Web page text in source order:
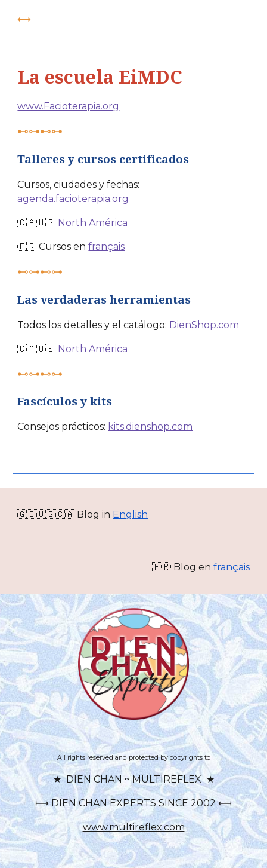
⟷
La escuela EiMDC
www.Facioterapia.org
⊷⊶⊷⊶
Talleres y cursos certificados
Cursos, ciudades y fechas:
agenda.facioterapia.org
🇨🇦🇺🇸 North América
🇫🇷 Cursos enfrançais
⊷⊶⊷⊶
Las verdaderas herramientas
Todos los detalles y el catálogo: DienShop.com
🇨🇦🇺🇸 North América
⊷⊶⊷⊶
Fascículos y kits
Consejos prácticos: kits.dienshop.com
🇬🇧🇺🇸🇨🇦 Blog in English
🇫🇷 Blog en français
All rights reserved and protected by copyrights to
★ DIEN CHAN ~ MULTIREFLEX ★
⟼ DIEN CHAN EXPERTS SINCE 2002 ⟻
www.multireflex.com